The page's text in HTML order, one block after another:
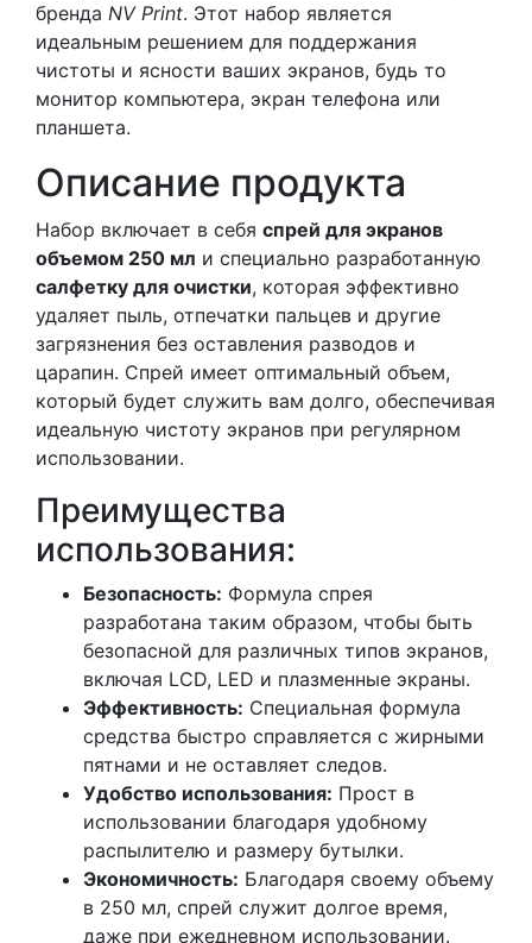
бренда NV Print. Этот набор является
идеальным решением для поддержания
чистоты и ясности ваших экранов, будь то
монитор компьютера, экран телефона или
планшета.
Описание продукта
Набор включает в себя спрей для экранов
объемом 250 мл и специально разработанную
салфетку для очистки, которая эффективно
удаляет пыль, отпечатки пальцев и другие
загрязнения без оставления разводов и
царапин. Спрей имеет оптимальный объем,
который будет служить вам долго, обеспечивая
идеальную чистоту экранов при регулярном
использовании.
Преимущества
использования:
Безопасность: Формула спрея
разработана таким образом, чтобы быть
безопасной для различных типов экранов,
включая LCD, LED и плазменные экраны.
Эффективность: Специальная формула
средства быстро справляется с жирными
пятнами и не оставляет следов.
Удобство использования: Прост в
использовании благодаря удобному
распылителю и размеру бутылки.
Экономичность: Благодаря своему объему
в 250 мл, спрей служит долгое время,
даже при ежедневном использовании.